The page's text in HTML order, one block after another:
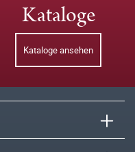
Kataloge
Kataloge ansehen